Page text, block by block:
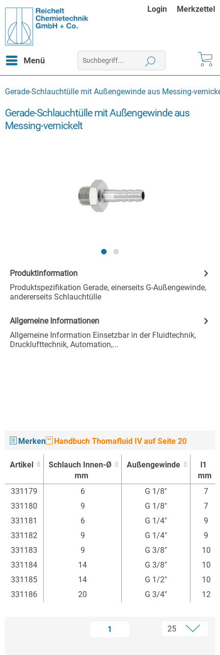
Login Merkzettel
Menü
Gerade-Schlauchtülle mit Außengewinde aus Messing-
Gerade-Schlauchtülle mit Außengewinde aus
Messing-vernickelt
Produktinformation
Produktspezifikation Gerade, einerseits G-Außengewinde,
andererseits Schlauchtülle
Allgemeine Informationen
Allgemeine Information Einsetzbar in der Fluidtechnik,
Drucklufttechnik, Automation,...
Merken Handbuch Thomafluid IV auf Seite 20
Artikel
Schlauch Innen-Ø
mm
Außengewinde
l1
mm
Artikel
Schlauch Innen-Ø
Außengewinde
l1
331179 6 G 1/8"
7
331180
9 G 1/8"
7
331181
6 G 1/4"
9
331182
9 G 1/4"
9
331183
9 G 3/8"
10
331184
14 G 3/8"
10
331185
14 G 1/2"
10
331186
20 G 3/4" 12
1